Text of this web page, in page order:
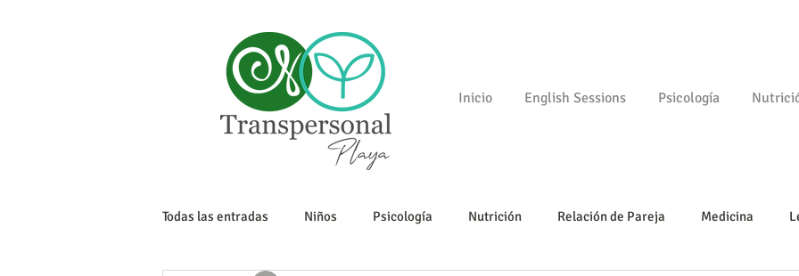
Inicio English Sessions Psicología
Todas las entradas Niños Psicología Nutrición Relación de Pareja Medicina